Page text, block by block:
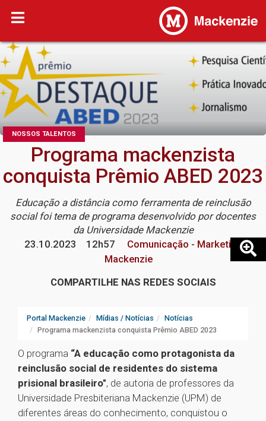
NOSSOS TALENTOS
Programa mackenzista
conquista Prêmio ABED 2023
Educação a distância como ferramenta de reinclusão
social foi tema de programa desenvolvido por docentes
da Universidade Mackenzie
23.10.2023
12h57
Comunicação - Marketing
Mackenzie
COMPARTILHE NAS REDES SOCIAIS
Portal Mackenzie Mídias / Notícias
Notícias
Programa mackenzista conquista Prêmio ABED 2023
O programa “A educação como protagonista da
reinclusão social de residentes do sistema
prisional brasileiro", de autoria de professores da
Universidade Presbiteriana Mackenzie (UPM) de
diferentes áreas do conhecimento, conquistou o